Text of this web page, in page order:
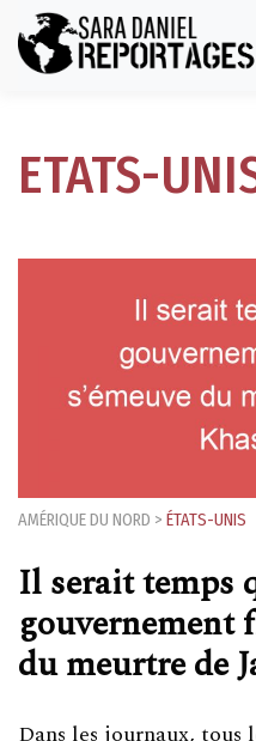
ETATS-
AMÉRIQUE DU NORD > ÉTATS-UNIS
Il serait temps
gouvernement
du meurtre de
Dans les journaux, tous